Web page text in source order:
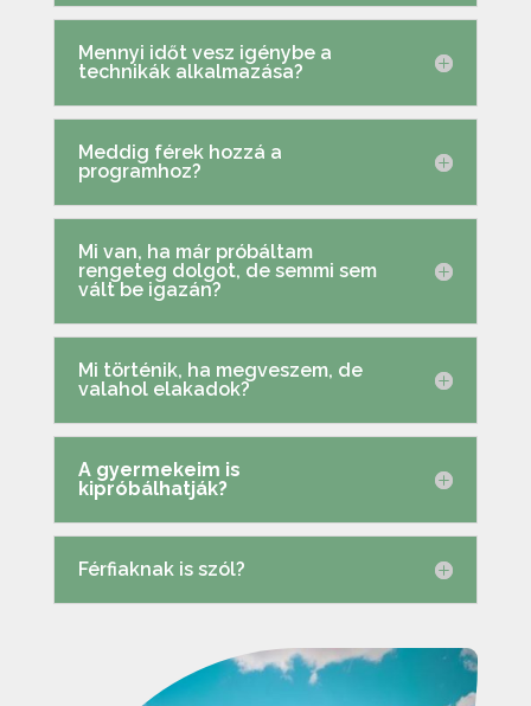
Mennyi időt vesz igénybe a
technikák alkalmazása?
Meddig férek hozzá a
programhoz?
Mi van, ha már próbáltam
rengeteg dolgot, de semmi sem
vált be igazán?
Mi történik, ha megveszem, de
valahol elakadok?
A gyermekeim is
kipróbálhatják?
Férfiaknak is szól?